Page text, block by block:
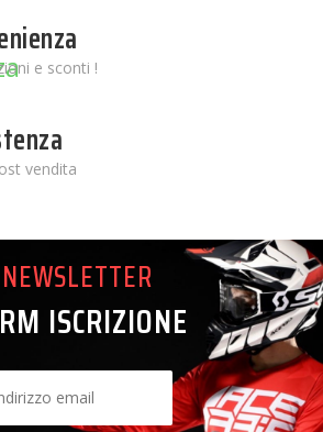
e sconti !
vendita
NEWSLETTER
ISCRIZIONE